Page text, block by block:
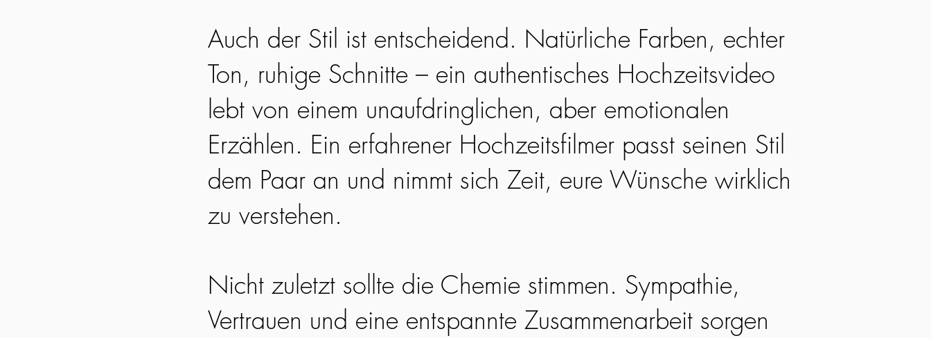
Auch der Stil ist entscheidend. Natürliche Farben, echter
Ton, ruhige Schnitte – ein authentisches Hochzeitsvideo
lebt von einem unaufdringlichen, aber emotionalen
Erzählen. Ein erfahrener Hochzeitsfilmer passt seinen Stil
dem Paar an und nimmt sich Zeit, eure Wünsche wirklich
zu verstehen.
Nicht zuletzt sollte die Chemie stimmen. Sympathie,
Vertrauen und eine entspannte Zusammenarbeit sorgen